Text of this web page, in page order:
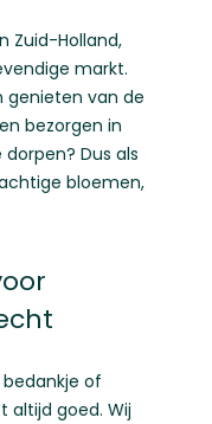
Zuid-Holland,
markt.
genieten van de
bezorgen in
Dus als
bloemen,
of
altijd goed. Wij